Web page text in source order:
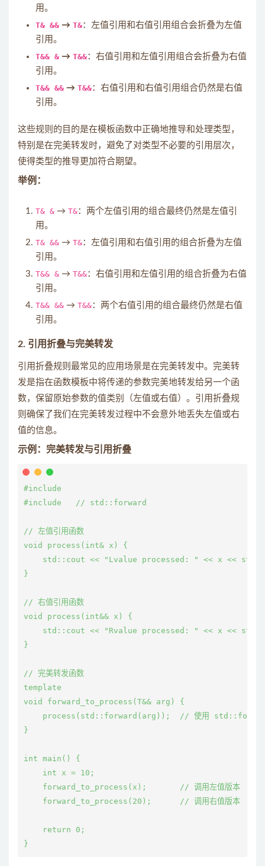
用。
T& && → T&：左值引用和右值引用组合会折叠为左值
引用。
T&& & → T&&：右值引用和左值引用组合会折叠为右值
引用。
T&& && → T&&：右值引用和右值引用组合仍然是右值
引用。
这些规则的目的是在模板函数中正确地推导和处理类型，
特别是在完美转发时，避免了对类型不必要的引用层次，
使得类型的推导更加符合期望。
举例：
T& & → T&：两个左值引用的组合最终仍然是左值引
用。
T& && → T&：左值引用和右值引用的组合折叠为左值
引用。
T&& & → T&&：右值引用和左值引用的组合折叠为右值
引用。
T&& && → T&&：两个右值引用的组合最终仍然是右值
引用。
2. 引用折叠与完美转发
引用折叠规则最常见的应用场景是在完美转发中。完美转
发是指在函数模板中将传递的参数完美地转发给另一个函
数，保留原始参数的值类别（左值或右值）。引用折叠规
则确保了我们在完美转发过程中不会意外地丢失左值或右
值的信息。
示例：完美转发与引用折叠
#include
#include
  // std::forward
// 左值引用函数
void process(int& x) {
std::cout << "Lvalue processed: " << x <<
}
// 右值引用函数
void process(int&& x) {
std::cout << "Rvalue processed: " << x <<
}
// 完美转发函数
template
void forward_to_process(T&& arg) {
    process(std::forward
(arg));  // 使用 std::forward
}
int main() {
    int x = 10;
    forward_to_process(x);       // 调用左值版本
    forward_to_process(20);      // 调用右值版本
    return 0;